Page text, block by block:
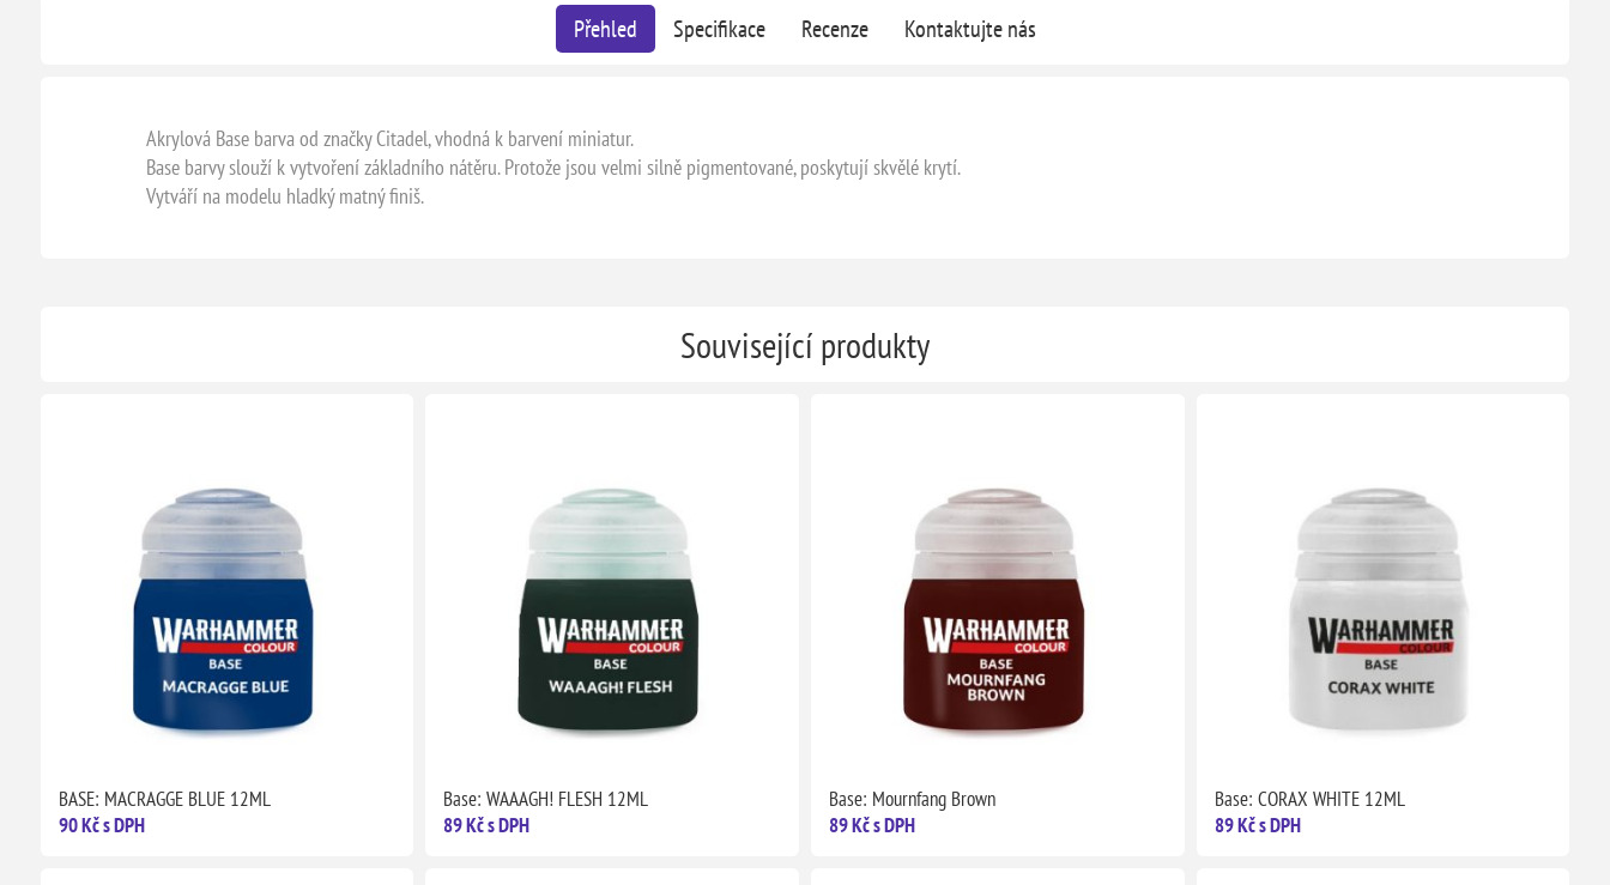
Přehled Specifikace Recenze Kontaktujte nás
Akrylová Base barva od značky Citadel, vhodná k barvení miniatur.
Base barvy slouží k vytvoření základního nátěru. Protože jsou velmi silně pigmentované, poskytují skvělé krytí.
Vytváří na modelu hladký matný finiš.
Související produkty
BASE: MACRAGGE BLUE 12ML
90 Kč s DPH
Base: WAAAGH! FLESH 12ML
89 Kč s DPH
Base: Mournfang Brown
89 Kč s DPH
Base: CORAX WHITE 12ML
89 Kč s DPH